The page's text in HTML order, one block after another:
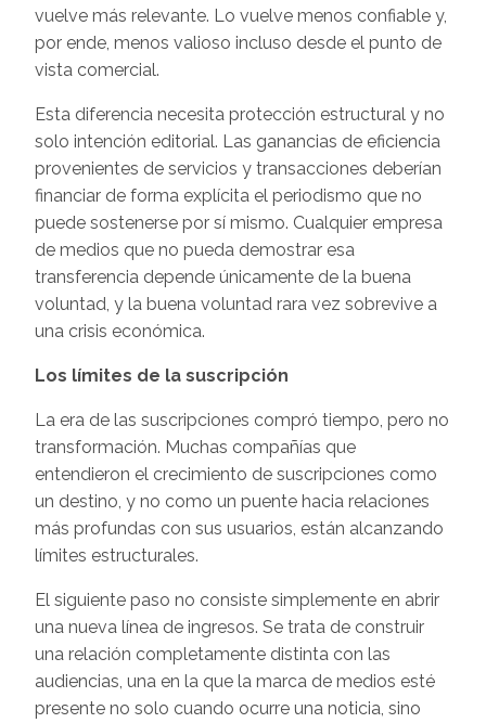
vuelve más relevante. Lo vuelve menos confiable y,
por ende, menos valioso incluso desde el punto de
vista comercial.
Esta diferencia necesita protección estructural y no
solo intención editorial. Las ganancias de eficiencia
provenientes de servicios y transacciones deberían
financiar de forma explícita el periodismo que no
puede sostenerse por sí mismo. Cualquier empresa
de medios que no pueda demostrar esa
transferencia depende únicamente de la buena
voluntad, y la buena voluntad rara vez sobrevive a
una crisis económica.
Los límites de la suscripción
La era de las suscripciones compró tiempo, pero no
transformación. Muchas compañías que
entendieron el crecimiento de suscripciones como
un destino, y no como un puente hacia relaciones
más profundas con sus usuarios, están alcanzando
límites estructurales.
El siguiente paso no consiste simplemente en abrir
una nueva línea de ingresos. Se trata de construir
una relación completamente distinta con las
audiencias, una en la que la marca de medios esté
presente no solo cuando ocurre una noticia, sino